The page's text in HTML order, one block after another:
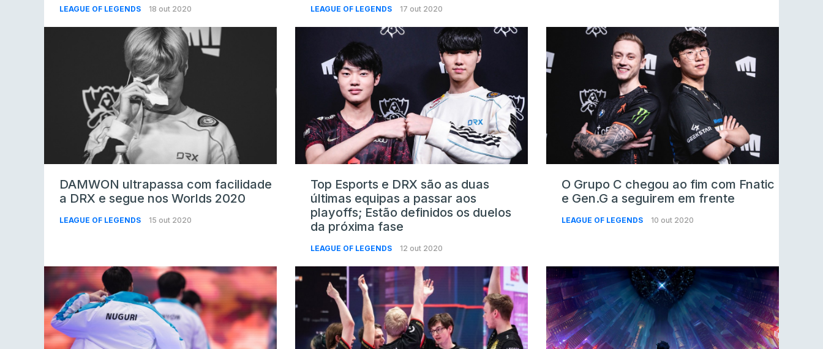
LEAGUE OF LEGENDS 18 out 2020 LEAGUE OF LEGENDS 17 out 2020
DAMWON ultrapassa com facilidade
a DRX e segue nos Worlds 2020
LEAGUE OF LEGENDS 15 out 2020
Top Esports e DRX são as duas
últimas equipas a passar aos
playoffs; Estão definidos os duelos
da próxima fase
LEAGUE OF LEGENDS 12 out 2020
O Grupo C chegou ao fim com Fnatic
e Gen.G a seguirem em frente
LEAGUE OF LEGENDS 10 out 2020